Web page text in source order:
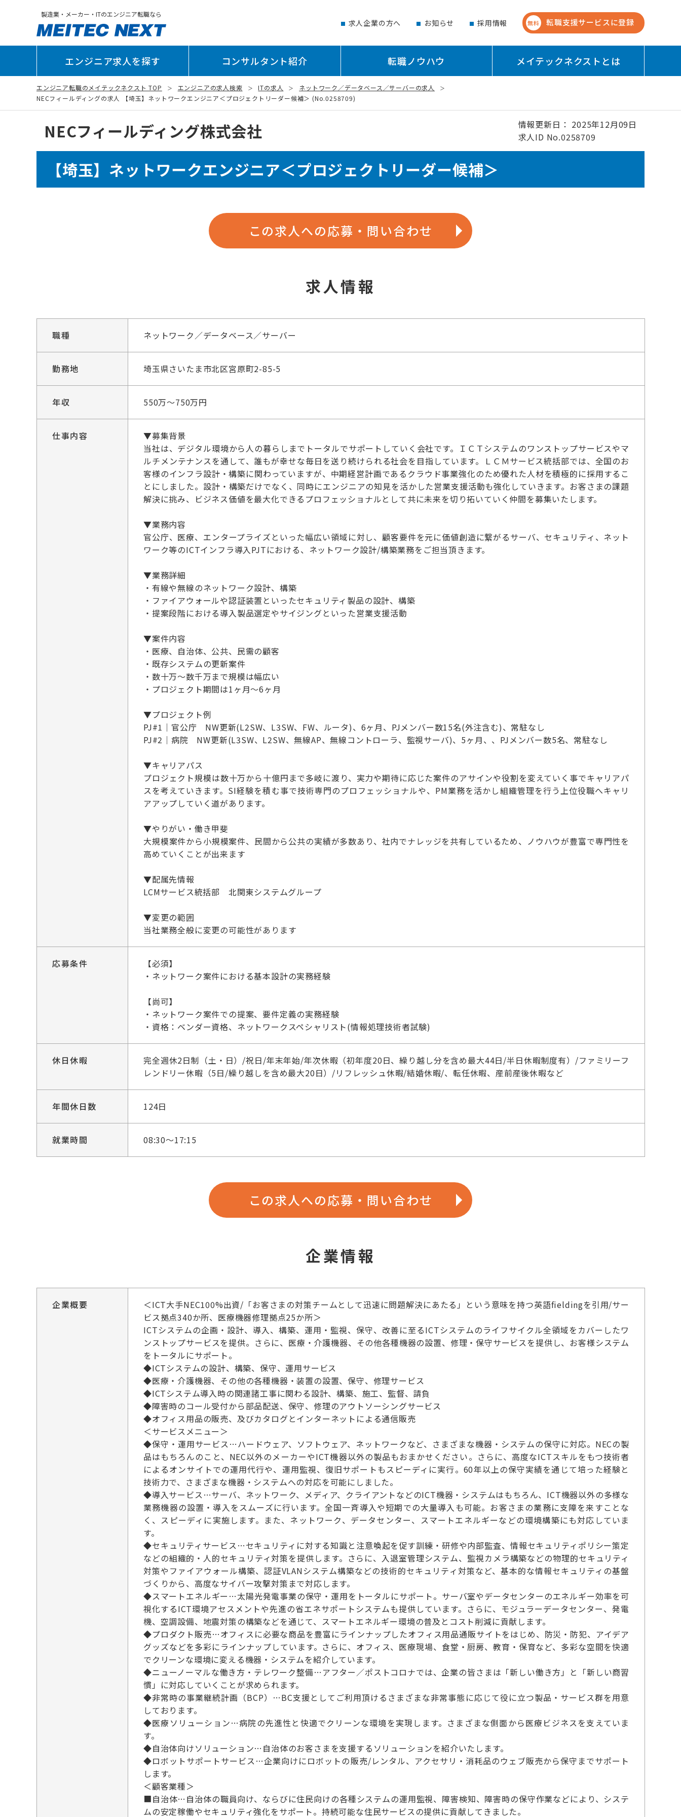
製造業・メーカー・ITのエンジニア転職なら
求人企業の方へ お知らせ 採用情報 無料 転職支援サービスに登録
エンジニア求人を探す コンサルタント紹介 転職ノウハウ メイテックネクストとは
エンジニア転職のメイテックネクスト TOP エンジニアの求人検索 ITの求人
ネットワーク／データベース／サーバーの求人
NECフィールディングの求人 【埼玉】ネットワークエンジニア＜プロジェクトリーダー候補＞ (No.0258709)
NECフィールディング株式会社
情報更新日： 2025年12月09日
求人ID No.0258709
【埼玉】ネットワークエンジニア＜プロジェクトリーダー候補＞
この求人への応募・問い合わせ
求人情報
職種 ネットワーク／データベース／サーバー
勤務地 埼玉県さいたま市北区宮原町2-85-5
年収 550万～750万円
仕事内容
▼募集背景
当社は、デジタル環境から人の暮らしまでトータルでサポートしていく会社です。ＩＣＴシステムのワンストップサービスやマ
ルチメンテナンスを通して、誰もが幸せな毎日を送り続けられる社会を目指しています。ＬＣＭサービス統括部では、全国のお
客様のインフラ設計・構築に関わっていますが、中期経営計画であるクラウド事業強化のため優れた人材を積極的に採用するこ
とにしました。設計・構築だけでなく、同時にエンジニアの知見を活かした営業支援活動も強化していきます。お客さまの課題
解決に挑み、ビジネス価値を最大化できるプロフェッショナルとして共に未来を切り拓いていく仲間を募集いたします。
▼業務内容
官公庁、医療、エンタープライズといった幅広い領域に対し、顧客要件を元に価値創造に繋がるサーバ、セキュリティ、ネット
ワーク等のICTインフラ導入PJTにおける、ネットワーク設計/構築業務をご担当頂きます。
▼業務詳細
・有線や無線のネットワーク設計、構築
・ファイアウォールや認証装置といったセキュリティ製品の設計、構築
・提案段階における導入製品選定やサイジングといった営業支援活動
▼案件内容
・医療、自治体、公共、民需の顧客
・既存システムの更新案件
・数十万～数千万まで規模は幅広い
・プロジェクト期間は1ヶ月～6ヶ月
▼プロジェクト例
PJ#1｜官公庁 NW更新(L2SW、L3SW、FW、ルータ)、6ヶ月、PJメンバー数15名(外注含む)、常駐なし
PJ#2｜病院 NW更新(L3SW、L2SW、無線AP、無線コントローラ、監視サーバ)、5ヶ月、、PJメンバー数5名、常駐なし
▼キャリアパス
プロジェクト規模は数十万から十億円まで多岐に渡り、実力や期待に応じた案件のアサインや役割を変えていく事でキャリアパ
スを考えていきます。SI経験を積む事で技術専門のプロフェッショナルや、PM業務を活かし組織管理を行う上位役職へキャリ
アアップしていく道があります。
▼やりがい・働き甲斐
大規模案件から小規模案件、民間から公共の実績が多数あり、社内でナレッジを共有しているため、ノウハウが豊富で専門性を
高めていくことが出来ます
▼配属先情報
LCMサービス統括部 北関東システムグループ
▼変更の範囲
当社業務全般に変更の可能性があります
応募条件
【必須】
・ネットワーク案件における基本設計の実務経験
【尚可】
・ネットワーク案件での提案、要件定義の実務経験
・資格：ベンダー資格、ネットワークスペシャリスト(情報処理技術者試験)
休日休暇
完全週休2日制（土・日）/祝日/年末年始/年次休暇（初年度20日、繰り越し分を含め最大44日/半日休暇制度有）/ファミリーフ
レンドリー休暇（5日/繰り越しを含め最大20日）/リフレッシュ休暇/結婚休暇/、転任休暇、産前産後休暇など
年間休日数 124日
就業時間 08:30～17:15
この求人への応募・問い合わせ
企業情報
企業概要
＜ICT大手NEC100%出資/「お客さまの対策チームとして迅速に問題解決にあたる」という意味を持つ英語fieldingを引用/サー
ビス拠点340か所、医療機器修理拠点25か所＞
ICTシステムの企画・設計、導入、構築、運用・監視、保守、改善に至るICTシステムのライフサイクル全領域をカバーしたワ
ンストップサービスを提供。さらに、医療・介護機器、その他各種機器の設置、修理・保守サービスを提供し、お客様システム
をトータルにサポート。
◆ICTシステムの設計、構築、保守、運用サービス
◆医療・介護機器、その他の各種機器・装置の設置、保守、修理サービス
◆ICTシステム導入時の関連諸工事に関わる設計、構築、施工、監督、請負
◆障害時のコール受付から部品配送、保守、修理のアウトソーシングサービス
◆オフィス用品の販売、及びカタログとインターネットによる通信販売
＜サービスメニュー＞
◆保守・運用サービス…ハードウェア、ソフトウェア、ネットワークなど、さまざまな機器・システムの保守に対応。NECの製
品はもちろんのこと、NEC以外のメーカーやICT機器以外の製品もおまかせください。さらに、高度なICTスキルをもつ技術者
によるオンサイトでの運用代行や、運用監視、復旧サポートもスピーディに実行。60年以上の保守実績を通じて培った経験と
技術力で、さまざまな機器・システムへの対応を可能にしました。
◆導入サービス…サーバ、ネットワーク、メディア、クライアントなどのICT機器・システムはもちろん、ICT機器以外の多様な
業務機器の設置・導入をスムーズに行います。全国一斉導入や短期での大量導入も可能。お客さまの業務に支障を来すことな
く、スピーディに実施します。また、ネットワーク、データセンター、スマートエネルギーなどの環境構築にも対応していま
す。
◆セキュリティサービス…セキュリティに対する知識と注意喚起を促す訓練・研修や内部監査、情報セキュリティポリシー策定
などの組織的・人的セキュリティ対策を提供します。さらに、入退室管理システム、監視カメラ構築などの物理的セキュリティ
対策やファイアウォール構築、認証VLANシステム構築などの技術的セキュリティ対策など、基本的な情報セキュリティの基盤
づくりから、高度なサイバー攻撃対策まで対応します。
◆スマートエネルギー…太陽光発電事業の保守・運用をトータルにサポート。サーバ室やデータセンターのエネルギー効率を可
視化するICT環境アセスメントや先進の省エネサポートシステムも提供しています。さらに、モジュラーデータセンター、発電
機、空調設備、地震対策の構築などを通じて、スマートエネルギー環境の普及とコスト削減に貢献します。
◆プロダクト販売…オフィスに必要な商品を豊富にラインナップしたオフィス用品通販サイトをはじめ、防災・防犯、アイデア
グッズなどを多彩にラインナップしています。さらに、オフィス、医療現場、食堂・厨房、教育・保育など、多彩な空間を快適
でクリーンな環境に変える機器・システムを紹介しています。
◆ニューノーマルな働き方・テレワーク整備…アフター／ポストコロナでは、企業の皆さまは「新しい働き方」と「新しい商習
慣」に対応していくことが求められます。
◆非常時の事業継続計画（BCP）…BC支援としてご利用頂けるさまざまな非常事態に応じて役に立つ製品・サービス群を用意
しております。
◆医療ソリューション…病院の先進性と快適でクリーンな環境を実現します。さまざまな側面から医療ビジネスを支えていま
す。
◆自治体向けソリューション…自治体のお客さまを支援するソリューションを紹介いたします。
◆ロボットサポートサービス…企業向けにロボットの販売/レンタル、アクセサリ・消耗品のウェブ販売から保守までサポート
します。
＜顧客業種＞
■自治体…自治体の職員向け、ならびに住民向けの各種システムの運用監視、障害検知、障害時の保守作業などにより、システ
ムの安定稼働やセキュリティ強化をサポート。持続可能な住民サービスの提供に貢献してきました。